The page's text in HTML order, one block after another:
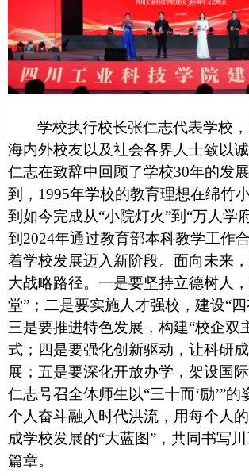
学校执行校长张仁志代表学校，
海内外校友以及社会各界人士致以
仁志在致辞中回顾了学校30年的发
到，1995年学校的教育理想在绵竹
到如今完成从“小院灯火”到“万人学
到2024年通过教育部本科教学工作
着学校发展迈入新阶段。面向未来
大战略路径。一是要坚持立德树人
堂”；二是要实施人才强校，建设“四
三是要推进特色发展，构建“校企双
式；四是要强化创新驱动，让科研
展；五是要深化开放办学，架设国
仁志号召全体师生以“三十而‘励’”
个人奋斗融入时代洪流，用每个人
成学校发展的“大蓝图”，共同书写
篇章。